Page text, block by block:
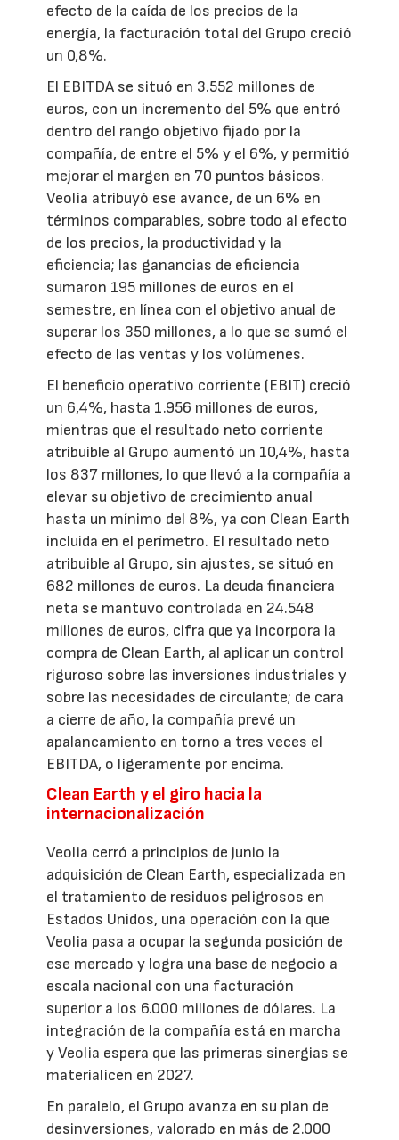
efecto de la caída de los precios de la
energía, la facturación total del Grupo creció
un 0,8%.
El EBITDA se situó en 3.552 millones de
euros, con un incremento del 5% que entró
dentro del rango objetivo fijado por la
compañía, de entre el 5% y el 6%, y permitió
mejorar el margen en 70 puntos básicos.
Veolia atribuyó ese avance, de un 6% en
términos comparables, sobre todo al efecto
de los precios, la productividad y la
eficiencia; las ganancias de eficiencia
sumaron 195 millones de euros en el
semestre, en línea con el objetivo anual de
superar los 350 millones, a lo que se sumó el
efecto de las ventas y los volúmenes.
El beneficio operativo corriente (EBIT) creció
un 6,4%, hasta 1.956 millones de euros,
mientras que el resultado neto corriente
atribuible al Grupo aumentó un 10,4%, hasta
los 837 millones, lo que llevó a la compañía a
elevar su objetivo de crecimiento anual
hasta un mínimo del 8%, ya con Clean Earth
incluida en el perímetro. El resultado neto
atribuible al Grupo, sin ajustes, se situó en
682 millones de euros. La deuda financiera
neta se mantuvo controlada en 24.548
millones de euros, cifra que ya incorpora la
compra de Clean Earth, al aplicar un control
riguroso sobre las inversiones industriales y
sobre las necesidades de circulante; de cara
a cierre de año, la compañía prevé un
apalancamiento en torno a tres veces el
EBITDA, o ligeramente por encima.
Clean Earth y el giro hacia la
internacionalización
Veolia cerró a principios de junio la
adquisición de Clean Earth, especializada en
el tratamiento de residuos peligrosos en
Estados Unidos, una operación con la que
Veolia pasa a ocupar la segunda posición de
ese mercado y logra una base de negocio a
escala nacional con una facturación
superior a los 6.000 millones de dólares. La
integración de la compañía está en marcha
y Veolia espera que las primeras sinergias se
materialicen en 2027.
En paralelo, el Grupo avanza en su plan de
desinversiones, valorado en más de 2.000